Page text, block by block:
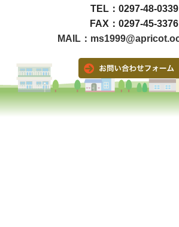
TEL：0297-48-0339
FAX：0297-45-3376
MAIL：